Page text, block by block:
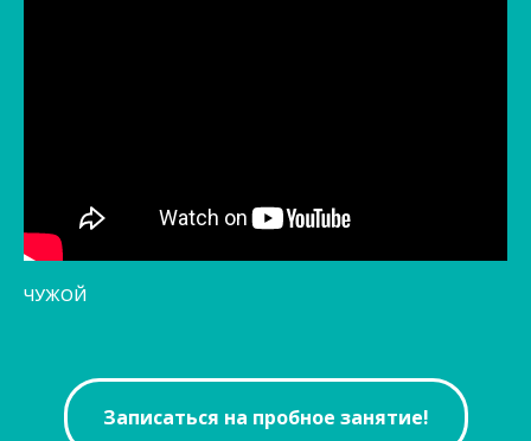
ЧУЖОЙ
Записаться на пробное занятие!